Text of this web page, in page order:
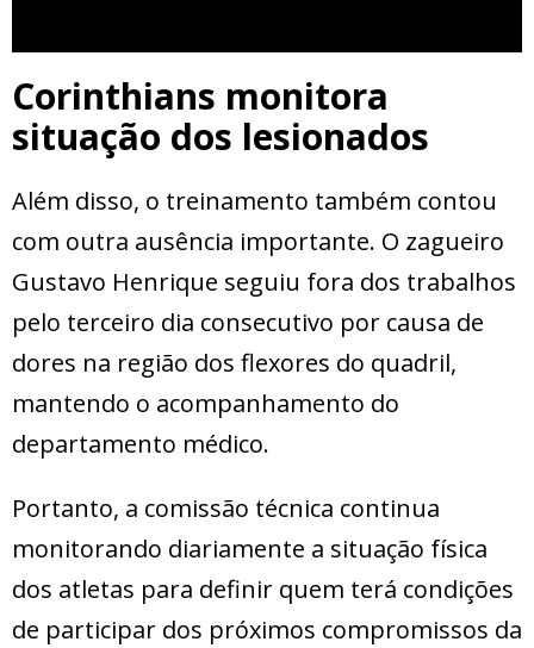
Corinthians monitora
situação dos lesionados
Além disso, o treinamento também contou
com outra ausência importante. O zagueiro
Gustavo Henrique seguiu fora dos trabalhos
pelo terceiro dia consecutivo por causa de
dores na região dos flexores do quadril,
mantendo o acompanhamento do
departamento médico.
Portanto, a comissão técnica continua
monitorando diariamente a situação física
dos atletas para definir quem terá condições
de participar dos próximos compromissos da